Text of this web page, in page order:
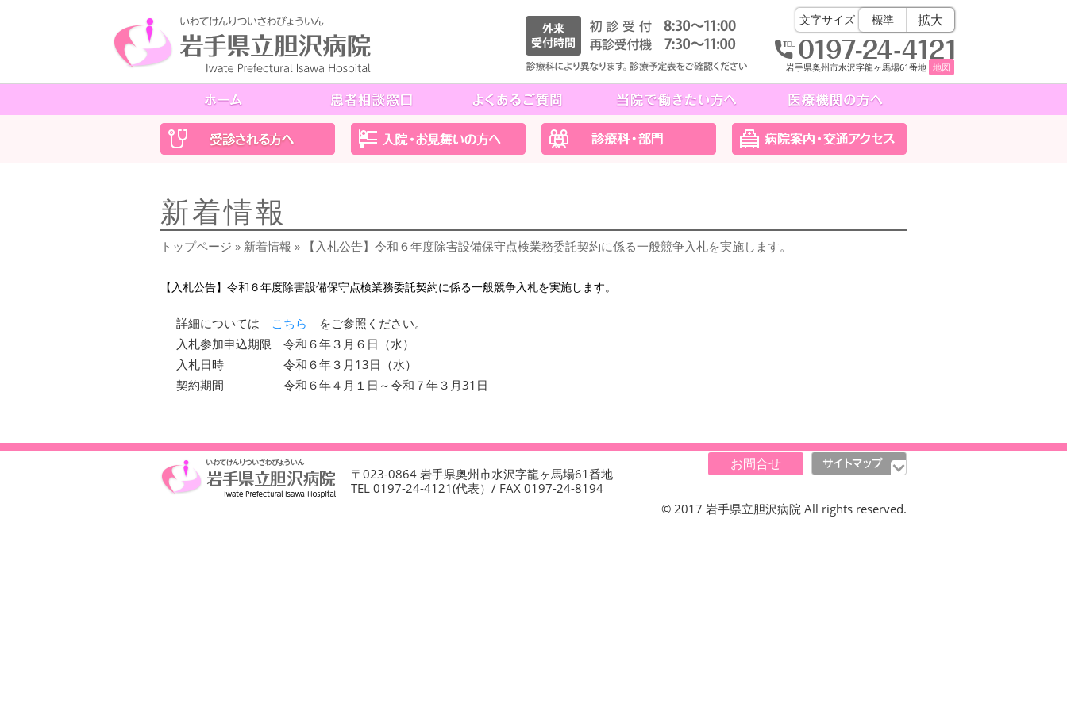
文字サイズ 標準 拡大
岩手県奥州市水沢字龍ヶ馬場61番地 地図
新着情報
トップページ » 新着情報 » 【入札公告】令和６年度除害設備保守点検業務委託契約に係る一般競争入札を実施します。
【入札公告】令和６年度除害設備保守点検業務委託契約に係る一般競争入札を実施します。
詳細については こちら をご参照ください。
入札参加申込期限 令和６年３月６日（水）
入札日時 令和６年３月13日（水）
契約期間 令和６年４月１日～令和７年３月31日
〒023-0864 岩手県奥州市水沢字龍ヶ馬場61番地
TEL 0197-24-4121(代表）/ FAX 0197-24-8194
お問合せ
© 2017 岩手県立胆沢病院 All rights reserved.